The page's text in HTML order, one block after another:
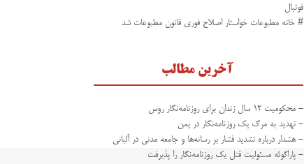
فوتبال
# خانه مطبوعات خواستار اصلاح فوری قانون مطبوعات شد
آخرین مطالب
- محکومیت ۱۲ سال زندان برای روزنامه‌نگار روس
- تهدید به مرگ یک روزنامه‌نگار در یمن
- هشدار درباره تشدید فشار بر رسانه‌ها و جامعه مدنی در آلبانی
- پاراگوئه مسئولیت قتل یک روزنامه‌نگار را پذیرفت